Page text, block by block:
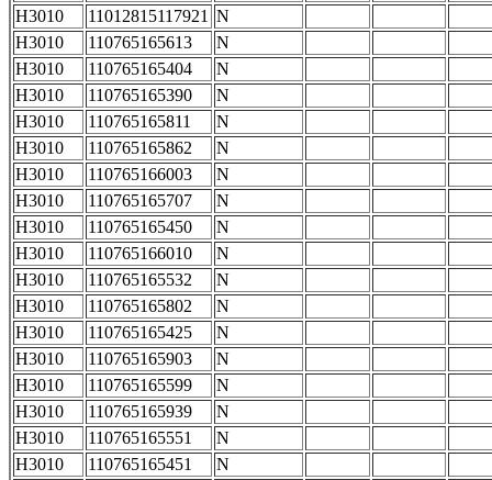
H3010
11012815117921 N
H3010
110765165613
N
H3010
110765165404
N
H3010
110765165390
N
H3010
110765165811
N
H3010
110765165862
N
H3010
110765166003
N
H3010
110765165707
N
H3010
110765165450
N
H3010
110765166010
N
H3010
110765165532
N
H3010
110765165802
N
H3010
110765165425
N
H3010
110765165903
N
H3010
110765165599
N
H3010
110765165939
N
H3010
110765165551
N
H3010
110765165451
N